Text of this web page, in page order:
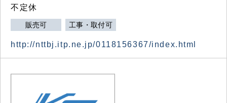
不定休
販売可 工事・取付可
http://nttbj.itp.ne.jp/0118156367/index.html